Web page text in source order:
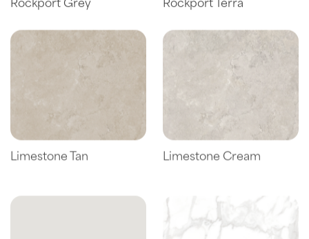
Limestone Tan Limestone Cream